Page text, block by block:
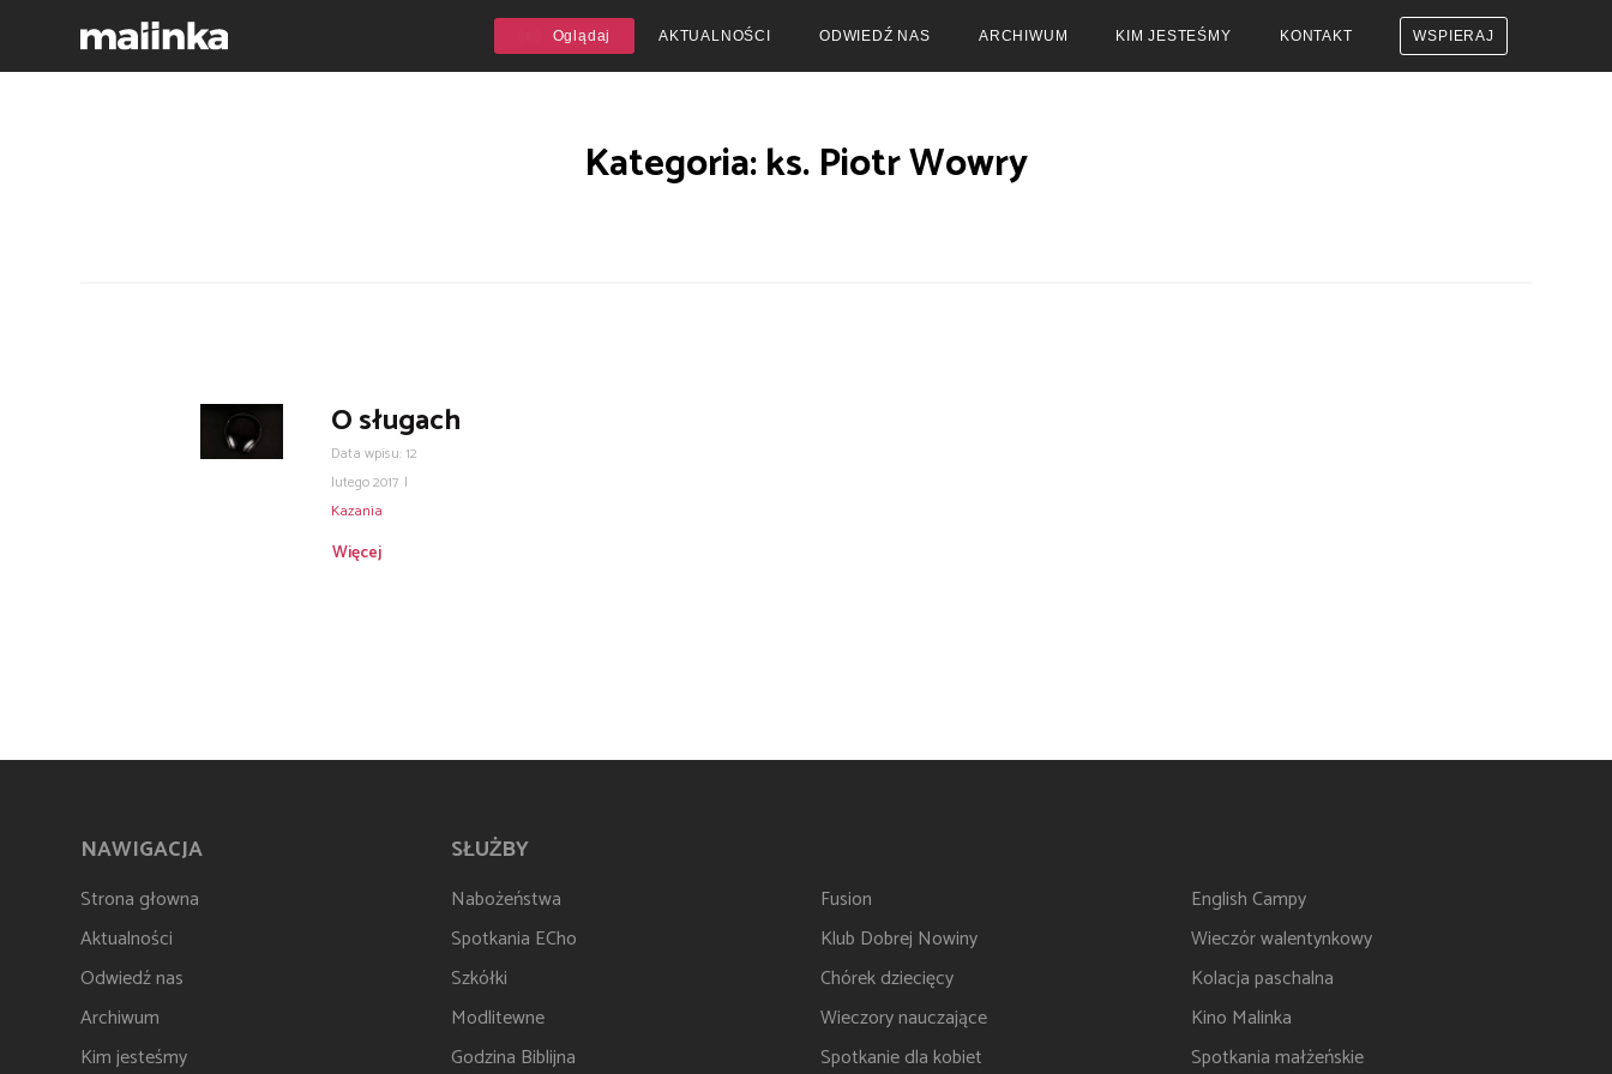
Oglądaj AKTUALNOŚCI ODWIEDŹ NAS ARCHIWUM KIM JESTEŚMY KONTAKT WSPIERAJ
Kategoria: ks. Piotr Wowry
O sługach
Data wpisu: 12
lutego 2017 |
Kazania
Więcej
NAWIGACJA
Strona głowna
Aktualności
Odwiedź nas
Archiwum
Kim jesteśmy
SŁUŻBY
Nabożeństwa
Spotkania ECho
Szkółki
Modlitewne
Godzina Biblijna
Fusion
Klub Dobrej Nowiny
Chórek dziecięcy
Wieczory nauczające
Spotkanie dla kobiet
English Campy
Wieczór walentynkowy
Kolacja paschalna
Kino Malinka
Spotkania małżeńskie